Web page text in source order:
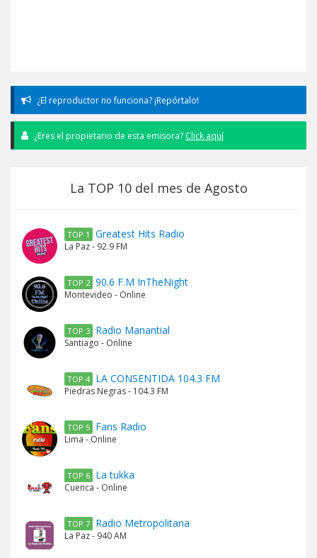
¿El reproductor no funciona? ¡Repórtalo!
¿Eres el propietario de esta emisora? Click aquí
La TOP 10 del mes de Agosto
TOP 1 Greatest Hits Radio
La Paz - 92.9 FM
TOP 2 90.6 F.M InTheNight
Montevideo - Online
TOP 3 Radio Manantial
Santiago - Online
TOP 4 LA CONSENTIDA 104.3 FM
Piedras Negras - 104.3 FM
TOP 5 Fans Radio
Lima - Online
TOP 6 La tukka
Cuenca - Online
TOP 7 Radio Metropolitana
La Paz - 940 AM